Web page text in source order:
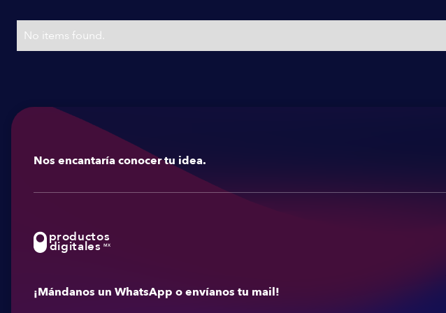
No items found.
Nos encantaría conocer tu idea.
productos
digitales MX
¡Mándanos un WhatsApp o envíanos tu mail!